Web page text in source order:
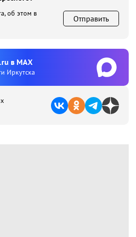
об этом в
Отправить
в MAX
Иркутска